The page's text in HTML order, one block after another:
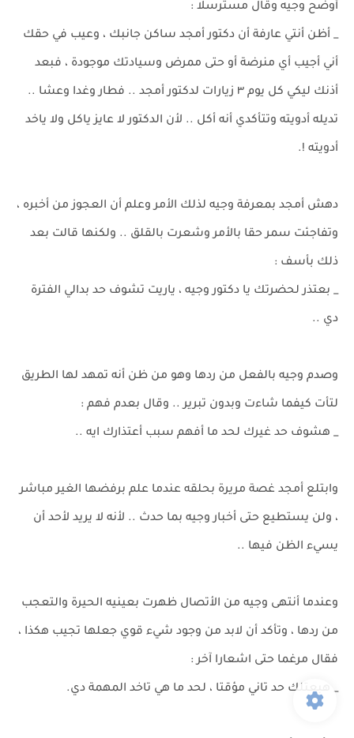
أوضح وجيه وقال مسترسلا :
_ أظن أنتي عارفة أن دكتور أمجد ساكن جانبك ، وعيب في حقك
أني أجيب أي منرضة أو حتى ممرض وسيادتك موجودة ، فبعد
أذنك ليكي كل يوم ٣ زيارات لدكتور أمجد .. فطار وغدا وعشا ..
تديله أدويته وتتأكدي أنه أكل .. لأن الدكتور لا عايز ياكل ولا ياخد
أدويته !.
دهش أمجد بمعرفة وجيه لذلك الأمر وعلم أن العجوز من أخبره ،
وتفاجئت سمر حقا بالأمر وشعرت بالقلق .. ولكنها قالت بعد
ذلك بأسف :
_ بعتذر لحضرتك يا دكتور وجيه ، ياريت تشوف حد بدالي الفترة
دي ..
وصدم وجيه بالفعل من ردها وهو من ظن أنه تمهد لها الطريق
لتأت كيفما شاءت وبدون تبرير .. وقال بعدم فهم :
_ هشوف حد غيرك لحد ما أفهم سبب أعتذارك ايه ..
وابتلع أمجد غصة مريرة بحلقه عندما علم برفضها الغير مباشر
، ولن يستطيع حتى أخبار وجيه بما حدث .. لأنه لا يريد لأحد أن
يسيء الظن فيها ..
وعندما أنتهى وجيه من الأتصال ظهرت بعينيه الحيرة والتعجب
من ردها ، وتأكد أن لابد من وجود شيء قوي جعلها تجيب هكذا ،
فقال مرغما حتى اشعارا آخر :
_ هبعتلك حد تاني مؤقتا ، لحد ما هي تاخد المهمة دي.